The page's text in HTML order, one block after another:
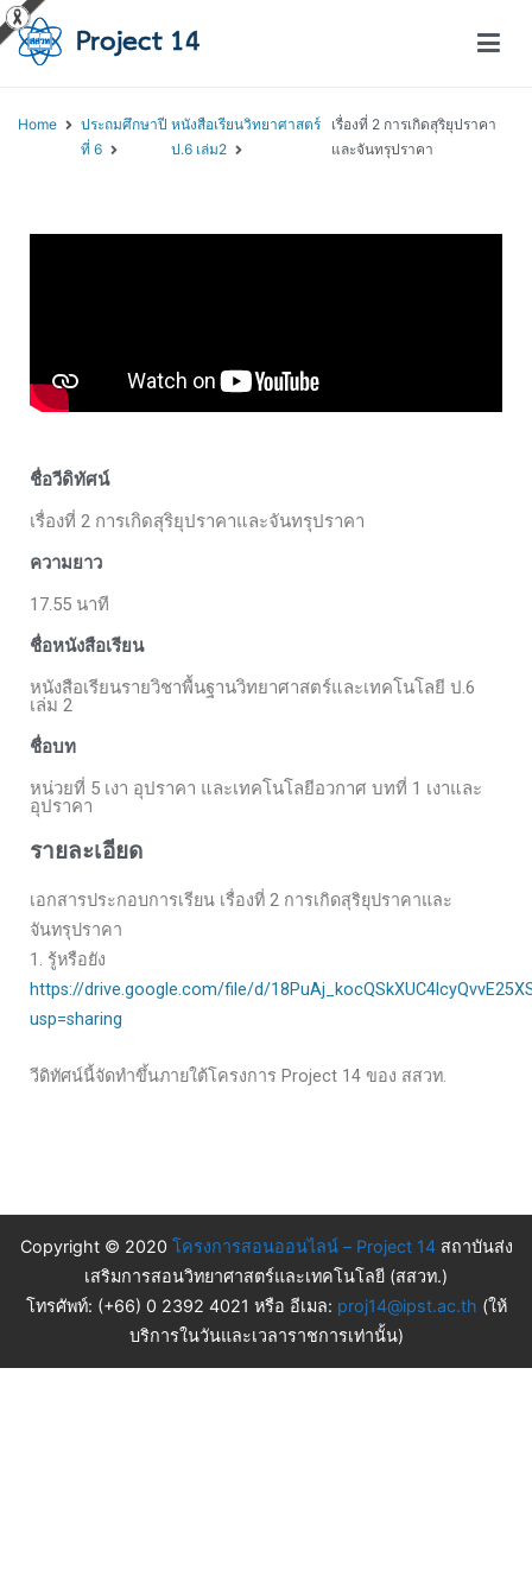
Home
ประถมศึกษาปี
ที่ 6
หนังสือเรียนวิทยาศาสตร์
ป.6 เล่ม2
เรื่องที่ 2 การเกิดสุริยุปราคา
และจันทรุปราคา
ชื่อวีดิทัศน์
เรื่องที่ 2 การเกิดสุริยุปราคาและจันทรุปราคา
ความยาว
17.55 นาที
ชื่อหนังสือเรียน
หนังสือเรียนรายวิชาพื้นฐานวิทยาศาสตร์และเทคโนโลยี ป.6
เล่ม 2
ชื่อบท
หน่วยที่ 5 เงา อุปราคา และเทคโนโลยีอวกาศ บทที่ 1 เงาและ
อุปราคา
รายละเอียด
เอกสารประกอบการเรียน เรื่องที่ 2 การเกิดสุริยุปราคาและ
จันทรุปราคา
1. รู้หรือยัง
https://drive.google.com/file/d/
usp=sharing
วีดิทัศน์นี้จัดทำขึ้นภายใต้โครงการ Project 14 ของ สสวท.
Copyright © 2020 โครงการสอนออนไลน์ – Project 14สถาบันส่ง
เสริมการสอนวิทยาศาสตร์และเทคโนโลยี (สสวท.)
โทรศัพท์: (+66) 0 2392 4021 หรือ อีเมล: proj14@ipst.ac.th (ให้
บริการในวันและเวลาราชการเท่านั้น)